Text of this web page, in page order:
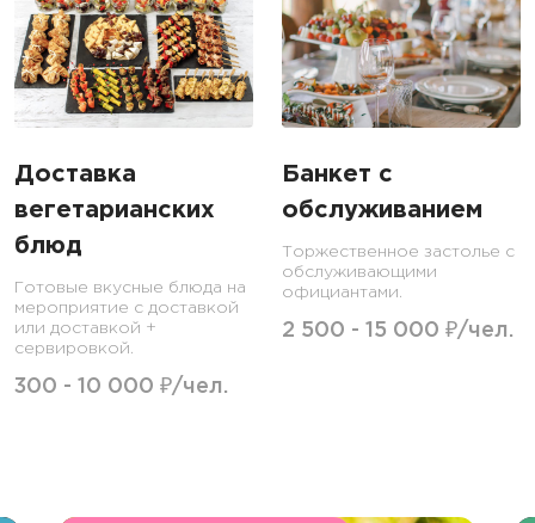
Доставка
вегетарианских
блюд
Готовые вкусные блюда на
мероприятие с доставкой
или доставкой +
сервировкой.
300 - 10 000 ₽/чел.
Банкет с
обслуживанием
Торжественное застолье с
обслуживающими
официантами.
2 500 - 15 000 ₽/чел.